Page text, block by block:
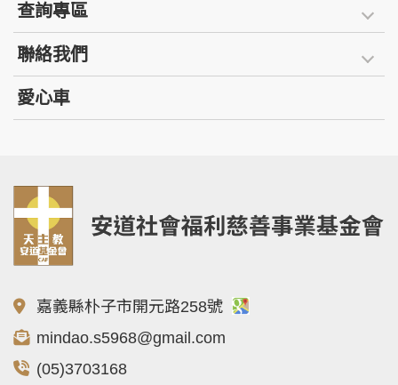
查詢專區
聯絡我們
愛心車
嘉義縣朴子市開元路258號
mindao.s5968@gmail.com
(05)3703168